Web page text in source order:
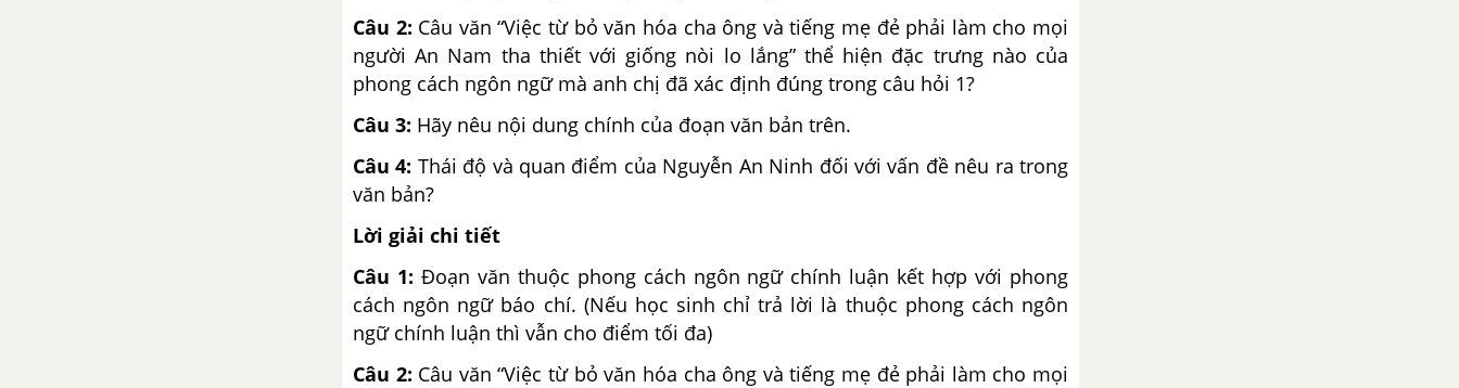
Câu 2: Câu văn “Việc từ bỏ văn hóa cha ông và tiếng mẹ đẻ phải làm cho mọi
người An Nam tha thiết với giống nòi lo lắng” thể hiện đặc trưng nào của
phong cách ngôn ngữ mà anh chị đã xác định đúng trong câu hỏi 1?
Câu 3: Hãy nêu nội dung chính của đoạn văn bản trên.
Câu 4: Thái độ và quan điểm của Nguyễn An Ninh đối với vấn đề nêu ra trong
văn bản?
Lời giải chi tiết
Câu 1: Đoạn văn thuộc phong cách ngôn ngữ chính luận kết hợp với phong
cách ngôn ngữ báo chí. (Nếu học sinh chỉ trả lời là thuộc phong cách ngôn
ngữ chính luận thì vẫn cho điểm tối đa)
Câu 2: Câu văn “Việc từ bỏ văn hóa cha ông và tiếng mẹ đẻ phải làm cho mọi